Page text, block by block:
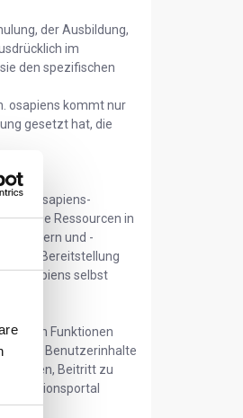
der Ausbildung,
im
den spezifischen
osapiens kommt nur
gesetzt hat, die
osapiens-
sowie Ressourcen in
Partnern und -
die Bereitstellung
osapiens selbst
Funktionen
Benutzerinhalte
Beitritt zu